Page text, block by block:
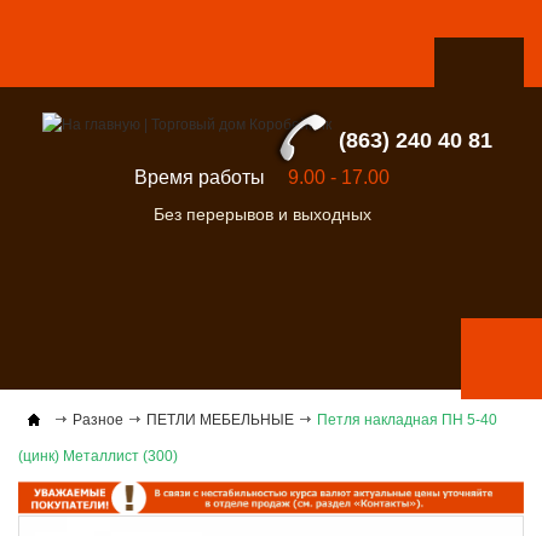
(863) 240 40 81
Время работы 9.00 - 17.00
Без перерывов и выходных
Разное ПЕТЛИ МЕБЕЛЬНЫЕ Петля накладная ПН 5-40
(цинк) Металлист (300)